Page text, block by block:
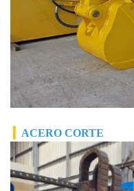
ACEROCORTE